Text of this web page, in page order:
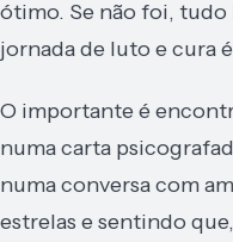
ótimo. Se não foi, tudo
jornada de luto e cura
O importante é
numa carta
numa conversa com
estrelas e sentindo